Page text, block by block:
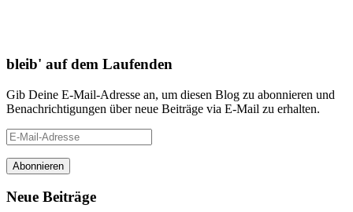
bleib' auf dem Laufenden
Gib Deine E-Mail-Adresse an, um diesen Blog zu abonnieren und
Benachrichtigungen über neue Beiträge via E-Mail zu erhalten.
E-
Mail-
Adresse
Neue Beiträge